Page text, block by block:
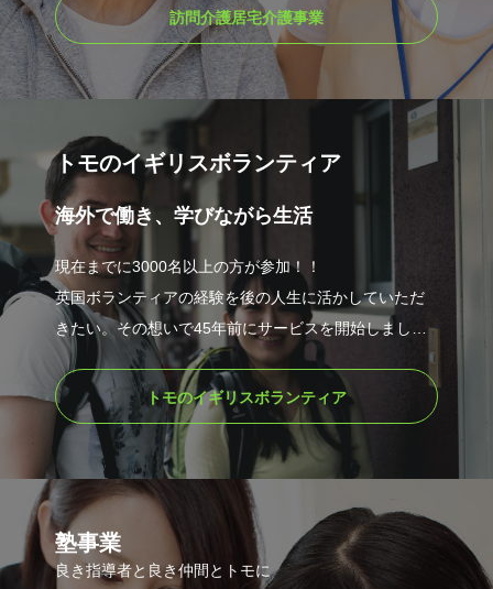
う、真心を込めてサポートしています。
訪問介護居宅介護事業
トモのイギリスボランティア
海外で働き、学びながら生活
現在までに3000名以上の方が参加！！
英国ボランティアの経験を後の人生に活かしていただ
きたい。その想いで45年前にサービスを開始しまし
た。45年以上イギリス専門で行ってきたからこそ出来
るノウハウと経験が私達にはあります。
トモのイギリスボランティア
塾事業
良き指導者と良き仲間とトモに